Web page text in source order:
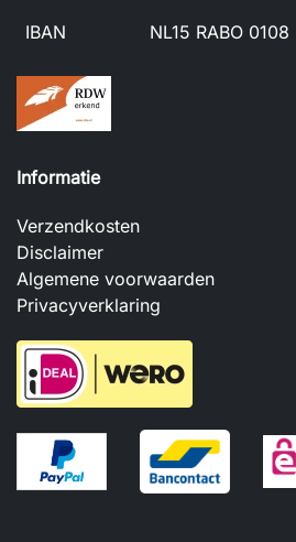
IBAN
NL15 RABO
Informatie
Verzendkosten
Disclaimer
Algemene voorwaarden
Privacyverklaring